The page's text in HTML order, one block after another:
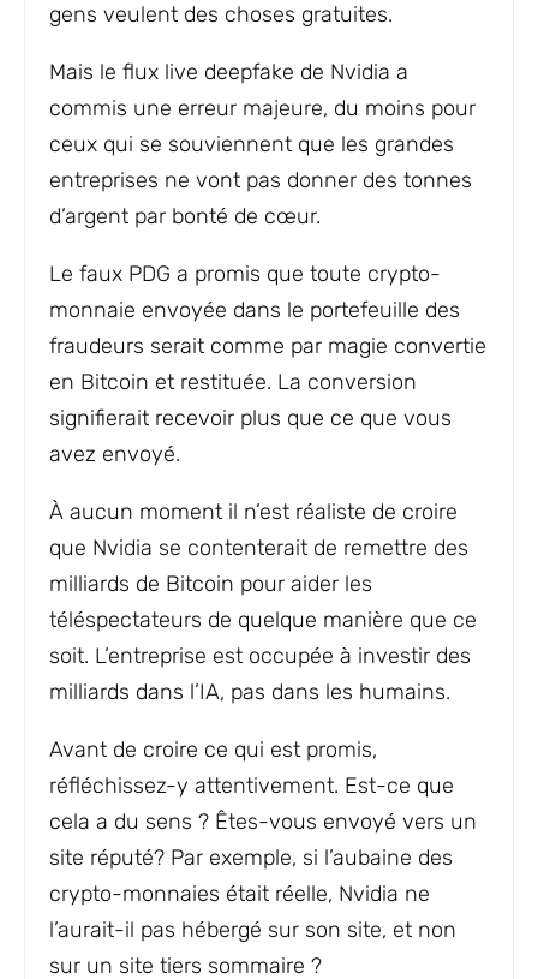
gens veulent des choses gratuites.
Mais le flux live deepfake de Nvidia a
commis une erreur majeure, du moins pour
ceux qui se souviennent que les grandes
entreprises ne vont pas donner des tonnes
d’argent par bonté de cœur.
Le faux PDG a promis que toute crypto-
monnaie envoyée dans le portefeuille des
fraudeurs serait comme par magie convertie
en Bitcoin et restituée. La conversion
signifierait recevoir plus que ce que vous
avez envoyé.
À aucun moment il n’est réaliste de croire
que Nvidia se contenterait de remettre des
milliards de Bitcoin pour aider les
téléspectateurs de quelque manière que ce
soit. L’entreprise est occupée à investir des
milliards dans l’IA, pas dans les humains.
Avant de croire ce qui est promis,
réfléchissez-y attentivement. Est-ce que
cela a du sens ? Êtes-vous envoyé vers un
site réputé? Par exemple, si l’aubaine des
crypto-monnaies était réelle, Nvidia ne
l’aurait-il pas hébergé sur son site, et non
sur un site tiers sommaire ?